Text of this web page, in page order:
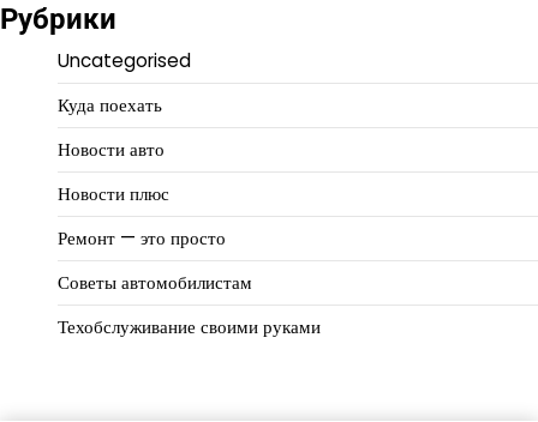
Рубрики
Uncategorised
Куда поехать
Новости авто
Новости плюс
Ремонт — это просто
Советы автомобилистам
Техобслуживание своими руками